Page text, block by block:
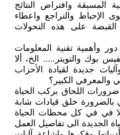
المسبقة وافتراض النتائج
الإحباط والتراجع واعطاء
على هذه التحولات
دور وأهمية تقنية المعلومات
بوك والتويتر..... الخ، ألا
جديدة لقيادة الأحزاب
والمعرفي الكبير؟
اللحاق بركب الحياة
بالضرورة خلق قيادات شابة
في في كل محطات الحياة
الجديدة الى تفاصيل العمل